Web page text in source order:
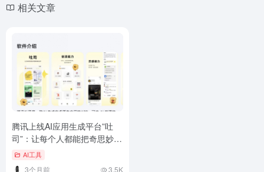
相关文章
腾讯上线AI应用生成平台”吐
司”：让每个人都能把奇思妙想
变成App
AI工具
3个月前 3.5K